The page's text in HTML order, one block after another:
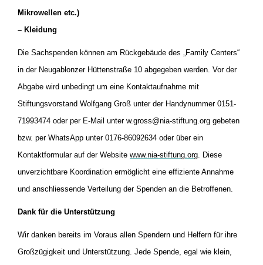
Mikrowellen etc.)
– Kleidung
Die Sachspenden können am Rückgebäude des „Family Centers“
in der Neugablonzer Hüttenstraße 10 abgegeben werden. Vor der
Abgabe wird unbedingt um eine Kontaktaufnahme mit
Stiftungsvorstand Wolfgang Groß unter der Handynummer 0151-
71993474 oder per E-Mail unter w.gross@nia-stiftung.org gebeten
bzw. per WhatsApp unter 0176-86092634 oder über ein
Kontaktformular auf der Website www.nia-stiftung.org. Diese
unverzichtbare Koordination ermöglicht eine effiziente Annahme
und anschliessende Verteilung der Spenden an die Betroffenen.
Dank für die Unterstützung
Wir danken bereits im Voraus allen Spendern und Helfern für ihre
Großzügigkeit und Unterstützung. Jede Spende, egal wie klein,